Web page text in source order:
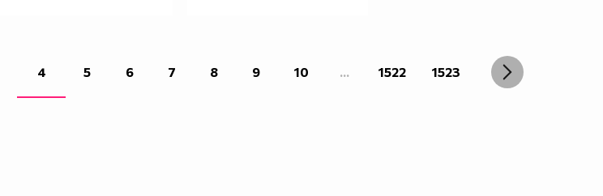
4 5 6 7 8 9 10 ... 1522 1523